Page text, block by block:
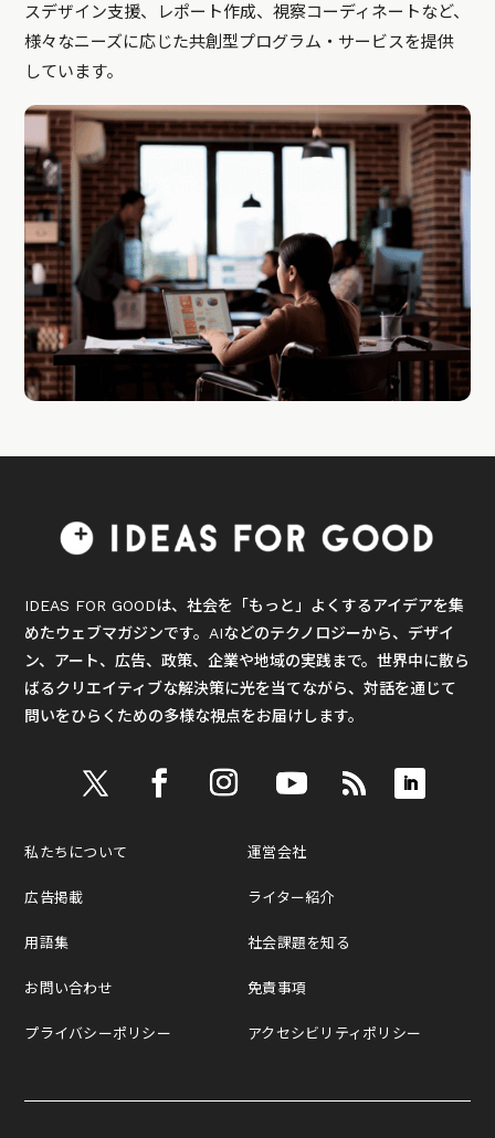
スデザイン支援、レポート作成、視察コーディネートなど、
様々なニーズに応じた共創型プログラム・サービスを提供
しています。
IDEAS FOR GOODは、社会を「もっと」よくするアイデアを集
めたウェブマガジンです。AIなどのテクノロジーから、デザイ
ン、アート、広告、政策、企業や地域の実践まで。世界中に散ら
ばるクリエイティブな解決策に光を当てながら、対話を通じて
問いをひらくための多様な視点をお届けします。
私たちについて
広告掲載
用語集
お問い合わせ
プライバシーポリシー
運営会社
ライター紹介
社会課題を知る
免責事項
アクセシビリティポリシー